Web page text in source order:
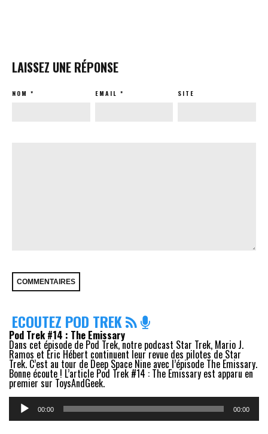
LAISSEZ UNE RÉPONSE
NOM * EMAIL * SITE
ECOUTEZ POD TREK
Pod Trek #14 : The Emissary
Dans cet épisode de Pod Trek, notre podcast Star Trek, Mario J.
Ramos et Eric Hébert continuent leur revue des pilotes de Star
Trek. C’est au tour de Deep Space Nine avec l’épisode The Emissary.
Bonne écoute ! L’article Pod Trek #14 : The Emissary est apparu en
premier sur ToysAndGeek.
Lecteur
audio 00:00 00:00